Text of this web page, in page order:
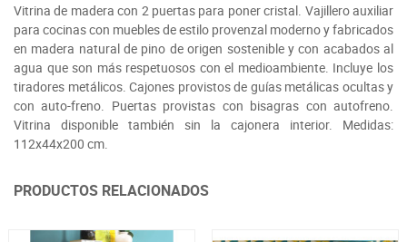
Vitrina de madera con 2 puertas para poner cristal. Vajillero auxiliar
para cocinas con muebles de estilo provenzal moderno y fabricados
en madera natural de pino de origen sostenible y con acabados al
agua que son más respetuosos con el medioambiente. Incluye los
tiradores metálicos. Cajones provistos de guías metálicas ocultas y
con auto-freno. Puertas provistas con bisagras con autofreno.
Vitrina disponible también sin la cajonera interior. Medidas:
112x44x200 cm.
PRODUCTOS RELACIONADOS